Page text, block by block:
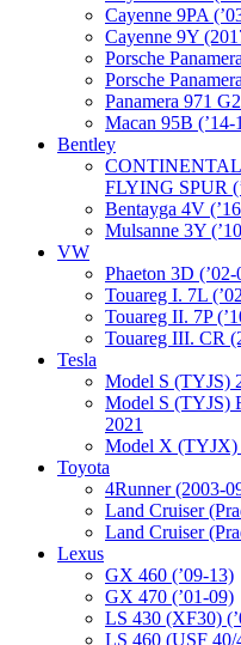
Cayenne 9PA
Cayenne 9Y
Porsche
Porsche
Panamera 971
Macan 95B (’14-
Bentley
CONTINENTAL
FLYING SPUR
Bentayga 4V
Mulsanne 3Y
VW
Phaeton 3D (’02-
Touareg I. 7L
Touareg II. 7P
Touareg III. CR
Tesla
Model S (TYJS)
Model S (TYJS)
2021
Model X (TYJX)
Toyota
4Runner (2003-
Land Cruiser
Land Cruiser
Lexus
GX 460 (’09-13)
GX 470 (’01-09)
LS 430 (XF30)
LS 460 (USF 40/